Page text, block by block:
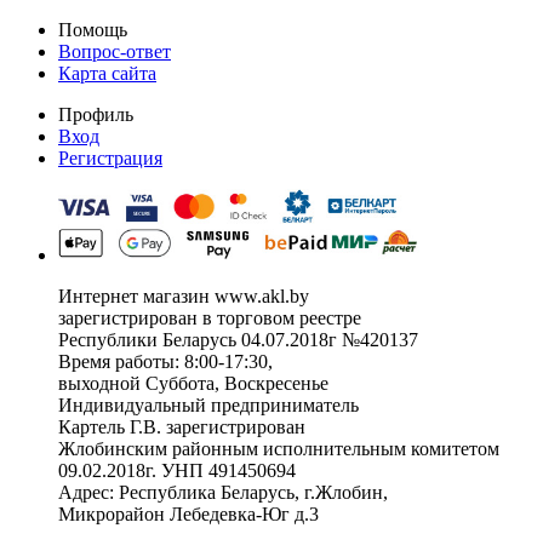
Помощь
Вопрос-ответ
Карта сайта
Профиль
Вход
Регистрация
Интернет магазин www.akl.by
зарегистрирован в торговом реестре
Республики Беларусь 04.07.2018г №420137
Время работы: 8:00-17:30,
выходной Суббота, Воскресенье
Индивидуальный предприниматель
Картель Г.В. зарегистрирован
Жлобинским районным исполнительным комитетом
09.02.2018г. УНП 491450694
Адрес: Республика Беларусь, г.Жлобин,
Микрорайон Лебедевка-Юг д.3